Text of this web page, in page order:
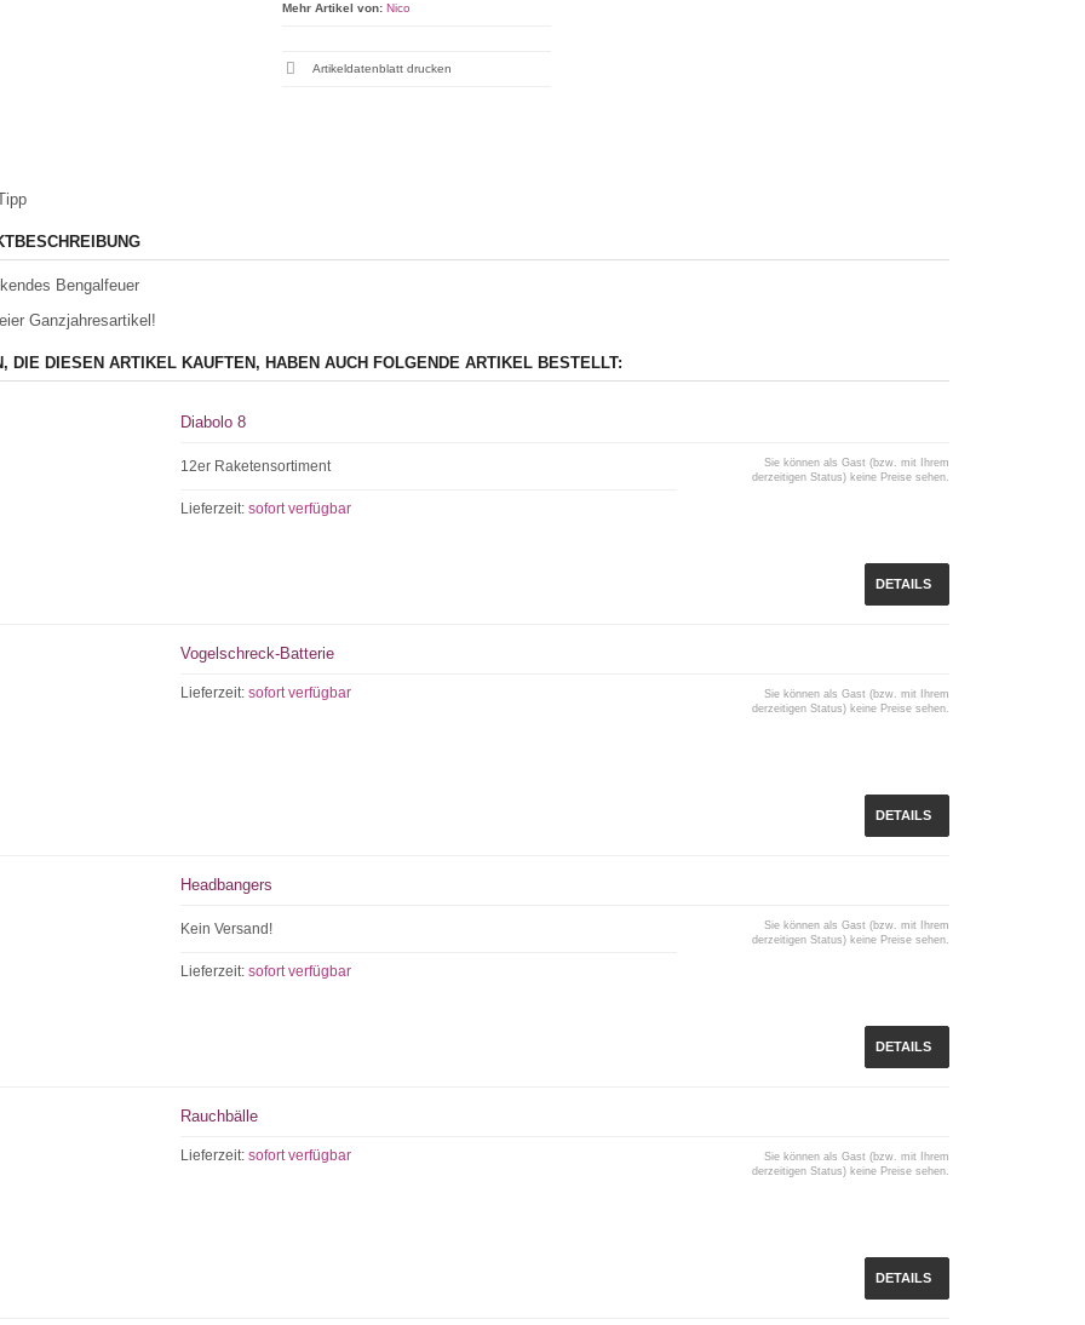
Mehr Artikel von: Nico
Artikeldatenblatt drucken
Bengalfeuer
Ganzjahresartikel!
DIE DIESEN ARTIKEL KAUFTEN, HABEN AUCH FOLGENDE ARTIKEL BESTELLT:
Diabolo 8
12er Raketensortiment
Lieferzeit:sofort verfügbar
Sie können als Gast (bzw. mit Ihrem
derzeitigen Status) keine Preise sehen.
DETAILS
Vogelschreck-Batterie
Lieferzeit:sofort verfügbar
Sie können als Gast (bzw. mit Ihrem
derzeitigen Status) keine Preise sehen.
DETAILS
Headbangers
Kein Versand!
Lieferzeit:sofort verfügbar
Sie können als Gast (bzw. mit Ihrem
derzeitigen Status) keine Preise sehen.
DETAILS
Rauchbälle
Lieferzeit:sofort verfügbar
Sie können als Gast (bzw. mit Ihrem
derzeitigen Status) keine Preise sehen.
DETAILS